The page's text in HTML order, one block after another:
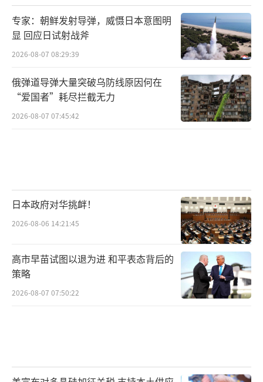
专家：朝鲜发射导弹，威慑日本意图明
显 回应日试射战斧
2026-08-07 08:29:39
俄弹道导弹大量突破乌防线原因何在
“爱国者”耗尽拦截无力
2026-08-07 07:45:42
日本政府对华挑衅！
2026-08-06 14:21:45
高市早苗试图以退为进 和平表态背后的
策略
2026-08-07 07:50:22